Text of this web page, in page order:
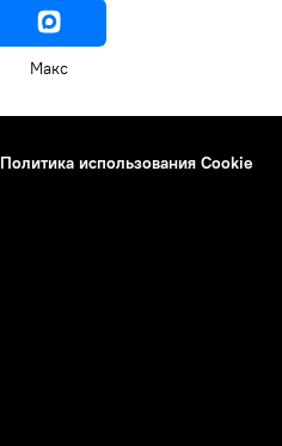
Макс
Политика использования Cookie